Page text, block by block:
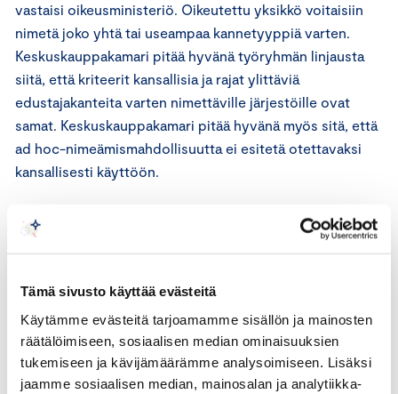
Tämä sivusto käyttää evästeitä
Käytämme evästeitä tarjoamamme sisällön ja mainosten
räätälöimiseen, sosiaalisen median ominaisuuksien
tukemiseen ja kävijämäärämme analysoimiseen. Lisäksi
jaamme sosiaalisen median, mainosalan ja analytiikka-
vastaisi oikeusministeriö. Oikeutettu yksikkö voitaisiin
nimetä joko yhtä tai useampaa kannetyyppiä varten.
Keskuskauppakamari pitää hyvänä työryhmän linjausta
siitä, että kriteerit kansallisia ja rajat ylittäviä
edustajakanteita varten nimettäville järjestöille ovat
samat. Keskuskauppakamari pitää hyvänä myös sitä, että
ad hoc-nimeämismahdollisuutta ei esitetä otettavaksi
kansallisesti käyttöön.
Keskuskauppakamari toteaa, että jatkovalmistelussa olisi
syytä kiinnittää tietyiltä osin huomiota nimeämisen
pohjalta. Etenkin riippumattomuus yhdistetään
rahoitukseen liittyvään vaikuttamiseen.
Riippumattomuus voi vaarantua myös muusta syystä ja
näitä muita tilanteita olisi hyvä vielä käsitellä tarkemmin.